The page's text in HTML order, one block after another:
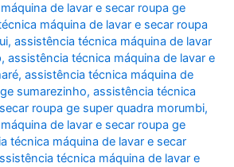
de lavar e secar roupa ge
máquina de lavar e secar roupa
,assistência técnica máquina de lavar
,assistência técnica máquina de lavar e
,assistência técnica máquina de
sumarezinho,assistência técnica
roupa ge super quadra morumbi,
de lavar e secar roupa ge
técnica máquina de lavar e secar
técnica máquina de lavar e